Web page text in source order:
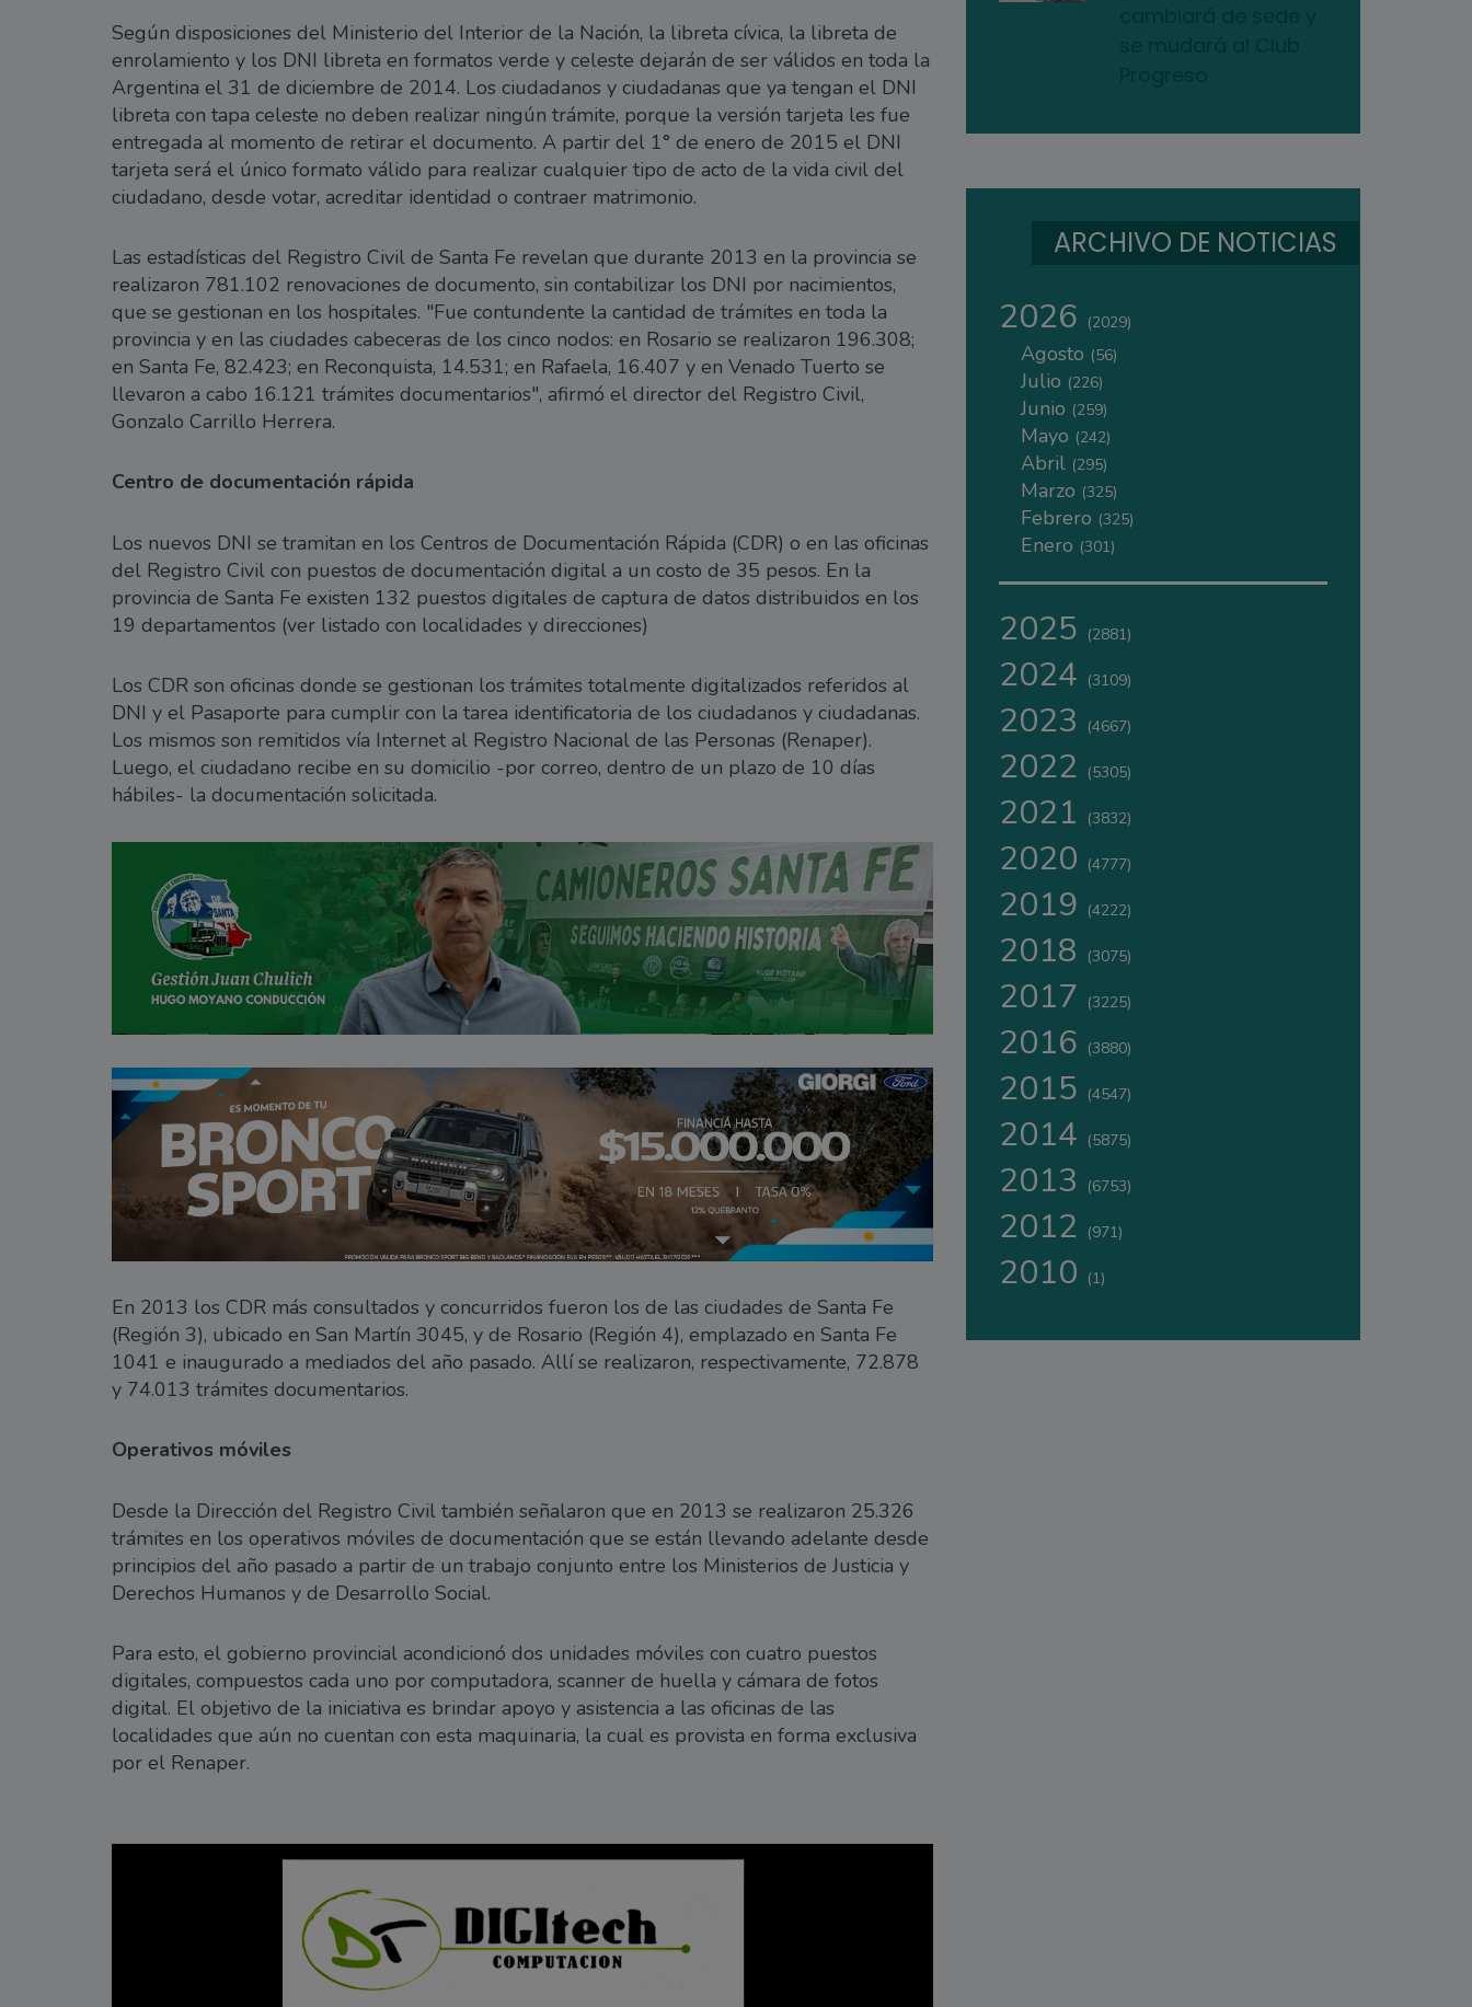
Según disposiciones del Ministerio del Interior de la Nación, la libreta cívica, la libreta de
enrolamiento y los DNI libreta en formatos verde y celeste dejarán de ser válidos en toda la
Argentina el 31 de diciembre de 2014. Los ciudadanos y ciudadanas que ya tengan el DNI
libreta con tapa celeste no deben realizar ningún trámite, porque la versión tarjeta les fue
entregada al momento de retirar el documento. A partir del 1° de enero de 2015 el DNI
tarjeta será el único formato válido para realizar cualquier tipo de acto de la vida civil del
ciudadano, desde votar, acreditar identidad o contraer matrimonio.
Las estadísticas del Registro Civil de Santa Fe revelan que durante 2013 en la provincia se
realizaron 781.102 renovaciones de documento, sin contabilizar los DNI por nacimientos,
que se gestionan en los hospitales. "Fue contundente la cantidad de trámites en toda la
provincia y en las ciudades cabeceras de los cinco nodos: en Rosario se realizaron 196.308;
en Santa Fe, 82.423; en Reconquista, 14.531; en Rafaela, 16.407 y en Venado Tuerto se
llevaron a cabo 16.121 trámites documentarios", afirmó el director del Registro Civil,
Gonzalo Carrillo Herrera.
Centro de documentación rápida
Los nuevos DNI se tramitan en los Centros de Documentación Rápida (CDR) o en las oficinas
del Registro Civil con puestos de documentación digital a un costo de 35 pesos. En la
provincia de Santa Fe existen 132 puestos digitales de captura de datos distribuidos en los
19 departamentos (ver listado con localidades y direcciones)
Los CDR son oficinas donde se gestionan los trámites totalmente digitalizados referidos al
DNI y el Pasaporte para cumplir con la tarea identificatoria de los ciudadanos y ciudadanas.
Los mismos son remitidos vía Internet al Registro Nacional de las Personas (Renaper).
Luego, el ciudadano recibe en su domicilio -por correo, dentro de un plazo de 10 días
hábiles- la documentación solicitada.
En 2013 los CDR más consultados y concurridos fueron los de las ciudades de Santa Fe
(Región 3), ubicado en San Martín 3045, y de Rosario (Región 4), emplazado en Santa Fe
1041 e inaugurado a mediados del año pasado. Allí se realizaron, respectivamente, 72.878
y 74.013 trámites documentarios.
Operativos móviles
Desde la Dirección del Registro Civil también señalaron que en 2013 se realizaron 25.326
trámites en los operativos móviles de documentación que se están llevando adelante desde
principios del año pasado a partir de un trabajo conjunto entre los Ministerios de Justicia y
Derechos Humanos y de Desarrollo Social.
Para esto, el gobierno provincial acondicionó dos unidades móviles con cuatro puestos
digitales, compuestos cada uno por computadora, scanner de huella y cámara de fotos
digital. El objetivo de la iniciativa es brindar apoyo y asistencia a las oficinas de las
localidades que aún no cuentan con esta maquinaria, la cual es provista en forma exclusiva
por el Renaper.
ARCHIVO DE NOTICIAS
2026 (2029)
Agosto (56)
Julio (226)
Junio (259)
Mayo (242)
Abril (295)
Marzo (325)
Febrero (325)
Enero (301)
2025 (2881)
2024 (3109)
2023 (4667)
2022 (5305)
2021 (3832)
2020 (4777)
2019 (4222)
2018 (3075)
2017 (3225)
2016 (3880)
2015 (4547)
2014 (5875)
2013 (6753)
2012 (971)
2010 (1)